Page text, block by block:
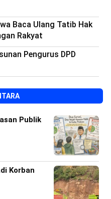
Baca Ulang Tatib Hak
Rakyat
Pengurus DPD
Publik
Korban